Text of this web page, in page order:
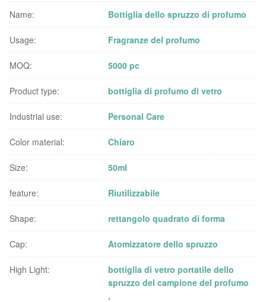
Name: Bottiglia dello spruzzo di profumo
Usage: Fragranze del profumo
MOQ: 5000 pc
Product type: bottiglia di profumo di vetro
Industrial use: Personal Care
Color material: Chiaro
Size: 50ml
feature: Riutilizzabile
Shape: rettangolo quadrato di forma
Cap: Atomizzatore dello spruzzo
High Light:
bottiglia di vetro portatile dello
spruzzo del campione del profumo
,